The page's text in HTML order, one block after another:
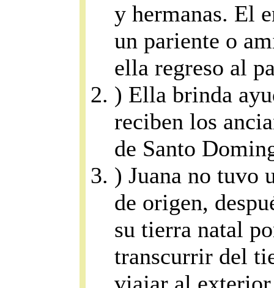
y hermanas. El
un pariente o
ella regreso al
) Ella brinda
reciben los
de Santo
) Juana no tuvo
de origen,
su tierra natal
transcurrir del